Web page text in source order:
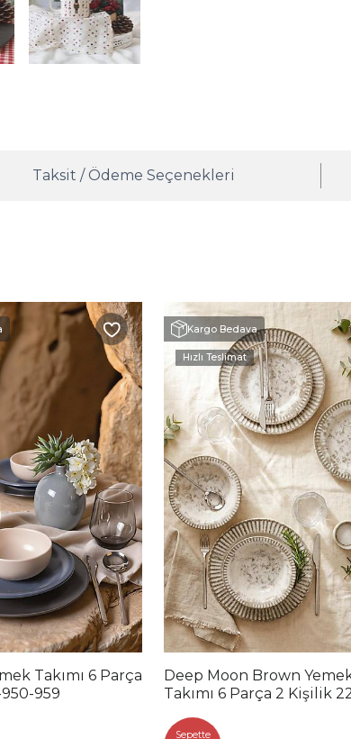
Taksit / Ödeme Seçenekleri
Takımı 6 Parça
959
Kargo Bedava
Hızlı Teslimat
Deep Moon Brown
Takımı 6 Parça 2 Kişilik
Sepette